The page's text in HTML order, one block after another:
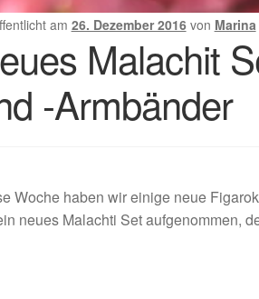
für Weihnachten 2025
Schmuck online kaufen 2016
Schmuck online kaufen 2018
Kasse Liefer- und Versandkosten
am 26. Dezember 2016 von Marina
Malachit
-Armbänder
Woche haben wir einige neue
neues Malachti Set aufgenommen,